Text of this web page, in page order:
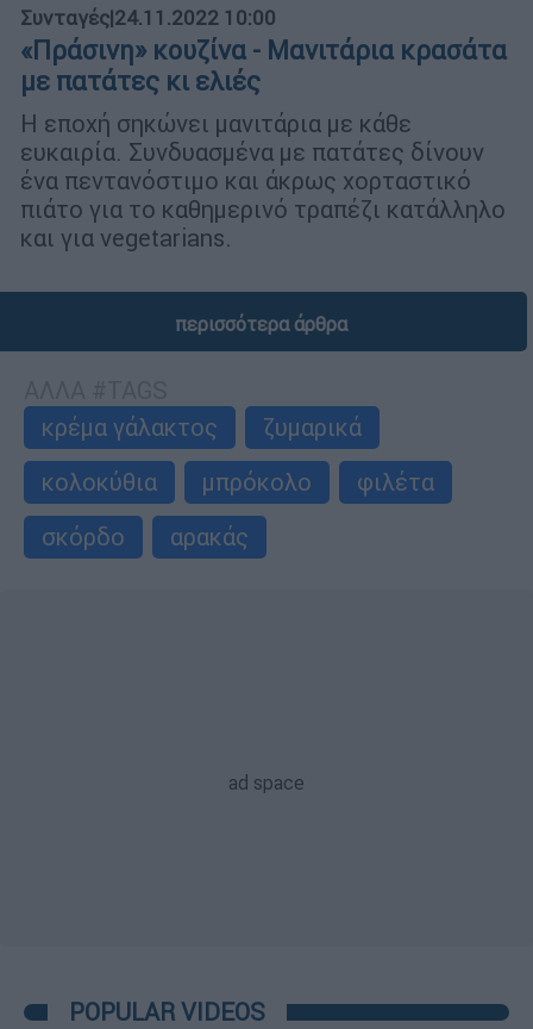
Συνταγές|24.11.2022 10:00
«Πράσινη» κουζίνα - Μανιτάρια κρασάτα
με πατάτες κι ελιές
Η εποχή σηκώνει μανιτάρια με κάθε
ευκαιρία. Συνδυασμένα με πατάτες δίνουν
ένα πεντανόστιμο και άκρως χορταστικό
πιάτο για το καθημερινό τραπέζι κατάλληλο
και για vegetarians.
περισσότερα άρθρα
κρέμα γάλακτος
ζυμαρικά
κολοκύθια
μπρόκολο
φιλέτα
σκόρδο
αρακάς
POPULAR VIDEOS